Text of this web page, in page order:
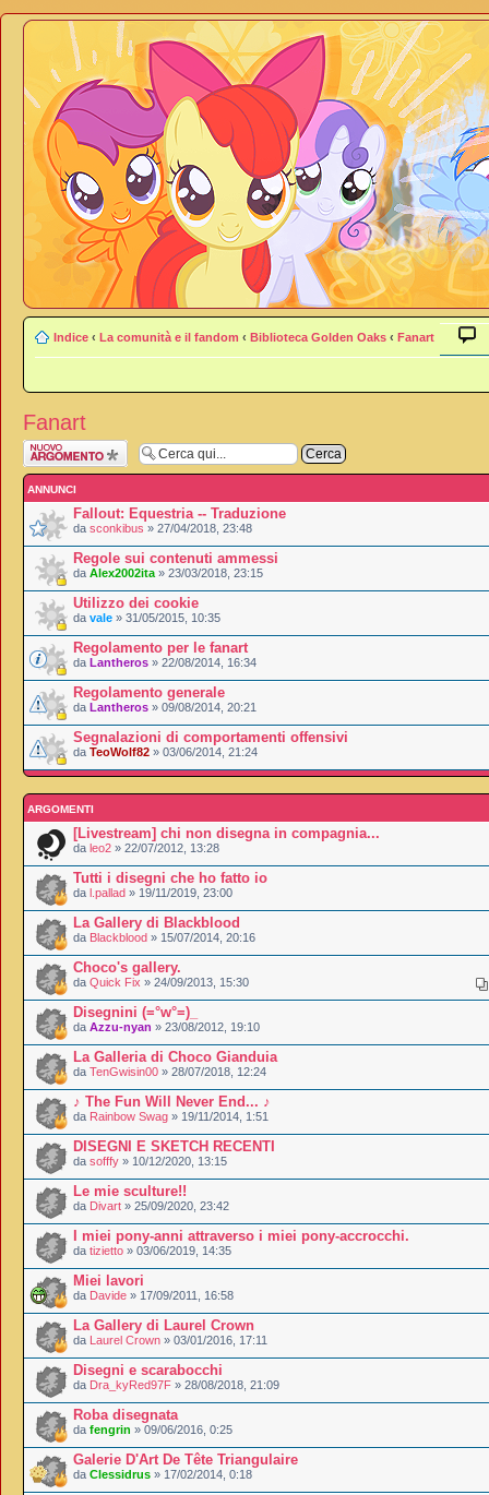
Indice ‹ La comunità e il fandom ‹ Biblioteca Golden Oaks ‹ Fanart
Fanart
Scrivi un nuovo
argomento
ANNUNCI
Fallout: Equestria -- Traduzione
da sconkibus » 27/04/2018, 23:48
Regole sui contenuti ammessi
da Alex2002ita » 23/03/2018, 23:15
Utilizzo dei cookie
da vale » 31/05/2015, 10:35
Regolamento per le fanart
da Lantheros » 22/08/2014, 16:34
Regolamento generale
da Lantheros » 09/08/2014, 20:21
Segnalazioni di comportamenti offensivi
da TeoWolf82 » 03/06/2014, 21:24
ARGOMENTI
[Livestream] chi non disegna in compagnia...
da leo2 » 22/07/2012, 13:28
Tutti i disegni che ho fatto io
da l.pallad » 19/11/2019, 23:00
La Gallery di Blackblood
da Blackblood » 15/07/2014, 20:16
Choco's gallery.
da Quick Fix » 24/09/2013, 15:30
Disegnini (=°w°=)_
da Azzu-nyan » 23/08/2012, 19:10
La Galleria di Choco Gianduia
da TenGwisin00 » 28/07/2018, 12:24
♪ The Fun Will Never End... ♪
da Rainbow Swag » 19/11/2014, 1:51
DISEGNI E SKETCH RECENTI
da sofffy » 10/12/2020, 13:15
Le mie sculture!!
da Divart » 25/09/2020, 23:42
I miei pony-anni attraverso i miei pony-accrocchi.
da tizietto » 03/06/2019, 14:35
Miei lavori
da Davide » 17/09/2011, 16:58
La Gallery di Laurel Crown
da Laurel Crown » 03/01/2016, 17:11
Disegni e scarabocchi
da Dra_kyRed97F » 28/08/2018, 21:09
Roba disegnata
da fengrin » 09/06/2016, 0:25
Galerie D'Art De Tête Triangulaire
da Clessidrus » 17/02/2014, 0:18